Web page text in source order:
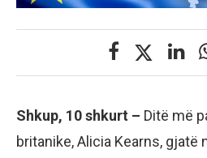
Shkup, 10 shkurt – Ditë më
britanike, Alicia Kearns,